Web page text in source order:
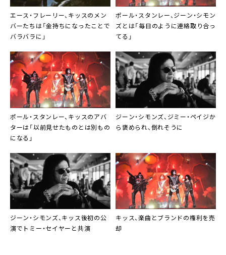
エース・フレーリー、キッスのメン
バーたちは「金持ちになったことで
バラバラに」
ポール・スタンレー、ジーン・シモン
ズとは「毎日のように連絡取り合っ
てる」
ポール・スタンレー、キッスのアバ
ターは「以前見せたものとは別もの
になる」
ジーン・シモンズ、ジミー・ペイジか
ら褒められ、倒れそうに
ジーン・シモンズ、キッス後初の公
演でトミー・セイヤーと共演
キッス、楽曲とブランドの権利を売
却